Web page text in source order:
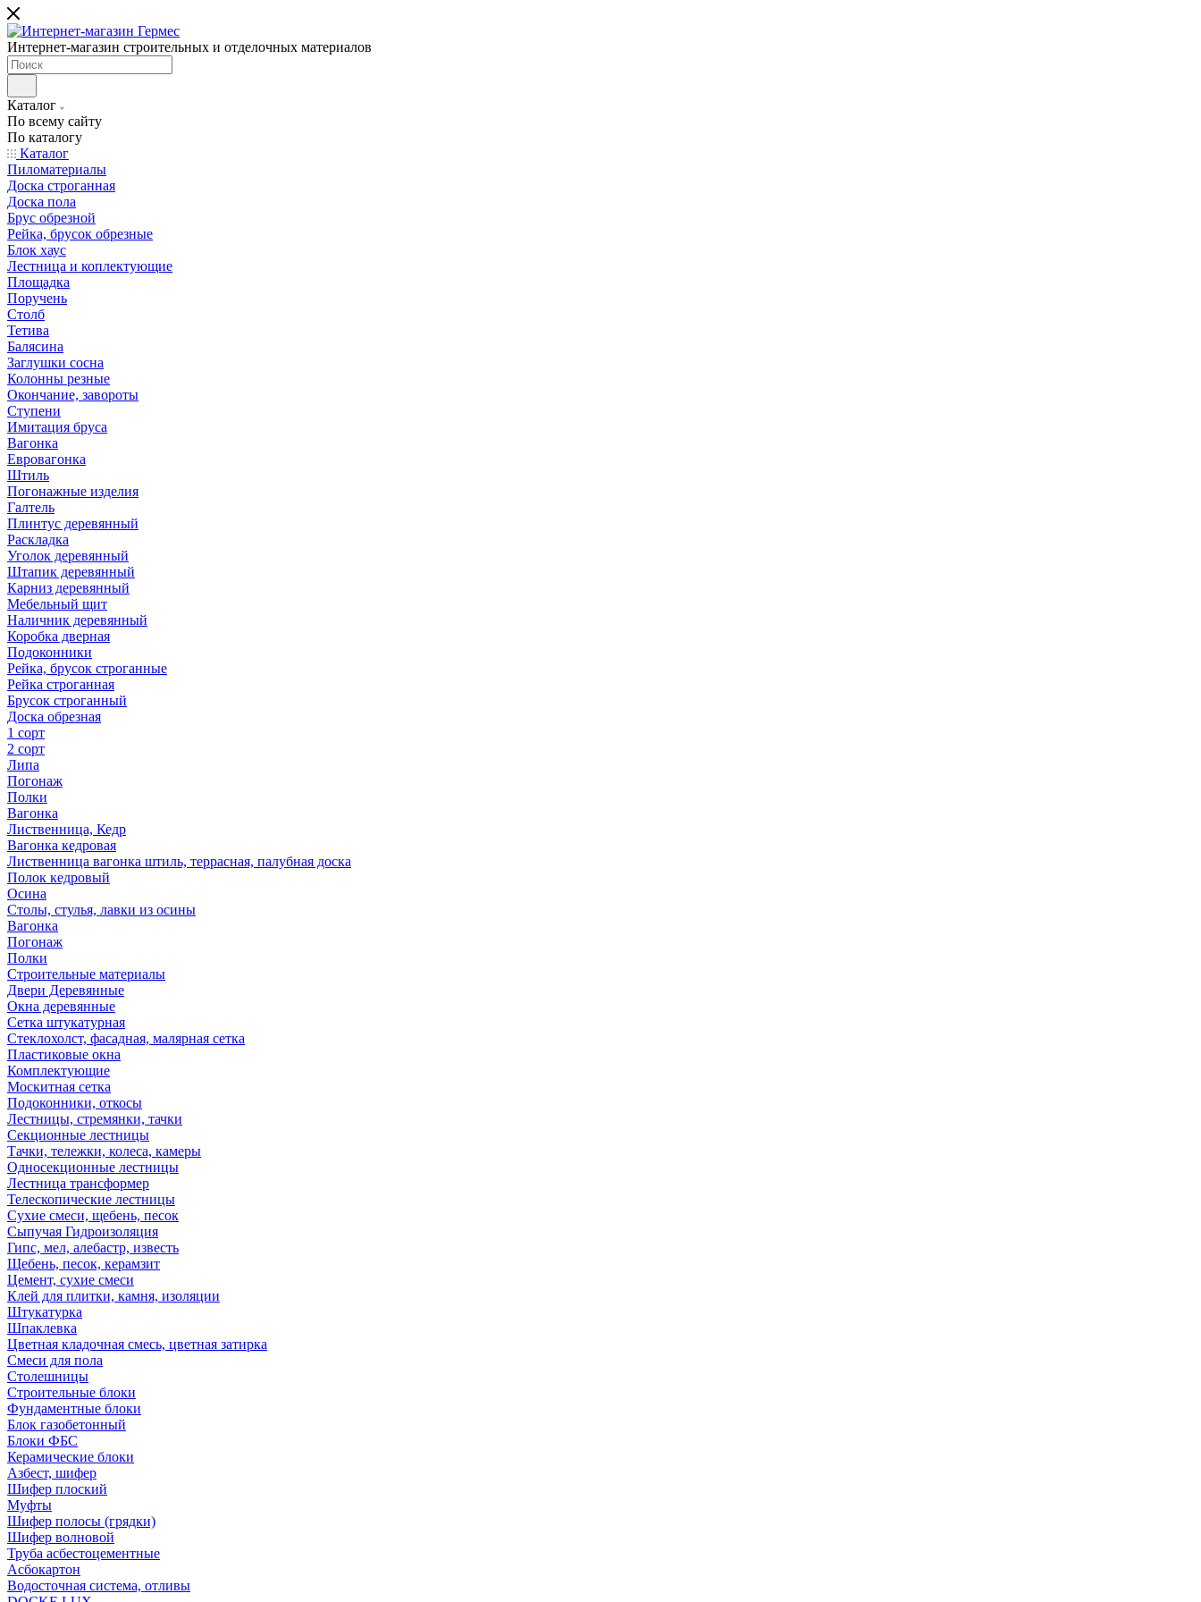
Интернет-магазин строительных и отделочных материалов
Каталог
По всему сайту
По каталогу
Каталог
Пиломатериалы
Доска строганная
Доска пола
Брус обрезной
Рейка, брусок обрезные
Блок хаус
Лестница и коплектующие
Площадка
Поручень
Столб
Тетива
Балясина
Заглушки сосна
Колонны резные
Окончание, завороты
Ступени
Имитация бруса
Вагонка
Евровагонка
Штиль
Погонажные изделия
Галтель
Плинтус деревянный
Раскладка
Уголок деревянный
Штапик деревянный
Карниз деревянный
Мебельный щит
Наличник деревянный
Коробка дверная
Подоконники
Рейка, брусок строганные
Рейка строганная
Брусок строганный
Доска обрезная
1 сорт
2 сорт
Липа
Погонаж
Полки
Вагонка
Лиственница, Кедр
Вагонка кедровая
Лиственница вагонка штиль, террасная, палубная доска
Полок кедровый
Осина
Столы, стулья, лавки из осины
Вагонка
Погонаж
Полки
Строительные материалы
Двери Деревянные
Окна деревянные
Сетка штукатурная
Стеклохолст, фасадная, малярная сетка
Пластиковые окна
Комплектующие
Москитная сетка
Подоконники, откосы
Лестницы, стремянки, тачки
Секционные лестницы
Тачки, тележки, колеса, камеры
Односекционные лестницы
Лестница трансформер
Телескопические лестницы
Сухие смеси, щебень, песок
Сыпучая Гидроизоляция
Гипс, мел, алебастр, известь
Щебень, песок, керамзит
Цемент, сухие смеси
Клей для плитки, камня, изоляции
Штукатурка
Шпаклевка
Цветная кладочная смесь, цветная затирка
Смеси для пола
Столешницы
Строительные блоки
Фундаментные блоки
Блок газобетонный
Блоки ФБС
Керамические блоки
Азбест, шифер
Шифер плоский
Муфты
Шифер полосы (грядки)
Шифер волновой
Труба асбестоцементные
Асбокартон
Водосточная система, отливы